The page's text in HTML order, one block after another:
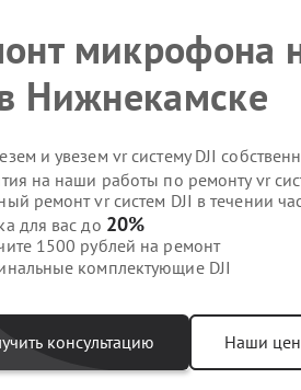
микрофона
Нижнекамске
и увезем vr систему DJI
на наши работы по ремонту vr
ремонт vr систем DJI в течении
для вас до 20%
1500 рублей на ремонт
комплектующие DJI
консультацию Наши